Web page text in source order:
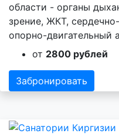
области - органы
зрение, ЖКТ,
опорно-двигательный
от 2800 рублей
Забронировать